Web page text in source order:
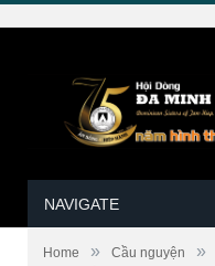
NAVIGATE
Home » Cầu nguyện »